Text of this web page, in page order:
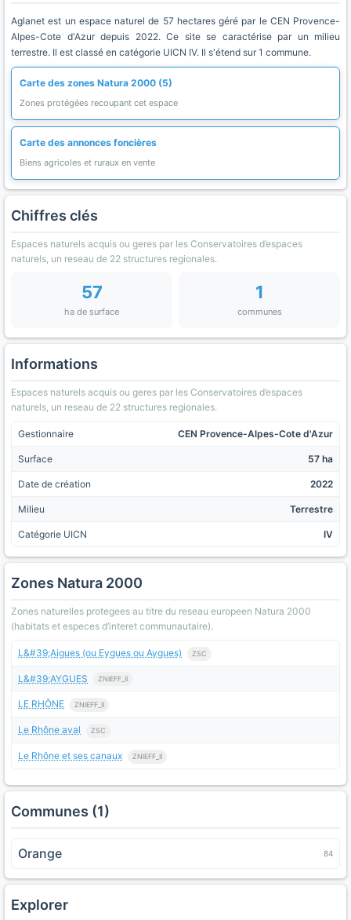
Aglanet est un espace naturel de 57 hectares géré par le CEN Provence-
Alpes-Cote d'Azur depuis 2022. Ce site se caractérise par un milieu
terrestre. Il est classé en catégorie UICN IV. Il s'étend sur 1 commune.
Carte des zones Natura 2000 (5)
Zones protégées recoupant cet espace
Carte des annonces foncières
Biens agricoles et ruraux en vente
Chiffres clés
Espaces naturels acquis ou geres par les Conservatoires d’espaces
naturels, un reseau de 22 structures regionales.
57
ha de surface
1
communes
Informations
Espaces naturels acquis ou geres par les Conservatoires d’espaces
naturels, un reseau de 22 structures regionales.
Gestionnaire CEN Provence-Alpes-Cote d'Azur
Surface 57 ha
Date de création 2022
Milieu Terrestre
Catégorie UICN IV
Zones Natura 2000
Zones naturelles protegees au titre du reseau europeen Natura 2000
(habitats et especes d’interet communautaire).
L&#39;Aigues (ou Eygues ou Aygues) ZSC
L&#39;AYGUES ZNIEFF_II
LE RHÔNE ZNIEFF_II
Le Rhône aval ZSC
Le Rhône et ses canaux ZNIEFF_II
Communes (1)
Orange 84
Explorer